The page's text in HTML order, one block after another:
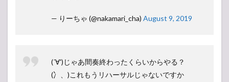
— りーちゃ (@nakamari_cha) August 9, 2019
(´∀')じゃあ間奏終わったくらいからやる？
(冫、)これもうリハーサルじゃないですか